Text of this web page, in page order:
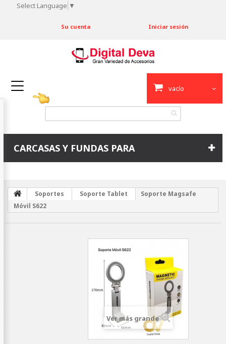
Select Language ▼
Iniciar sesión
Su cuenta
vacío
CARCASAS Y FUNDAS PARA
Soportes Soporte Tablet
Soporte Magsafe
Móvil S622
Ver más grande